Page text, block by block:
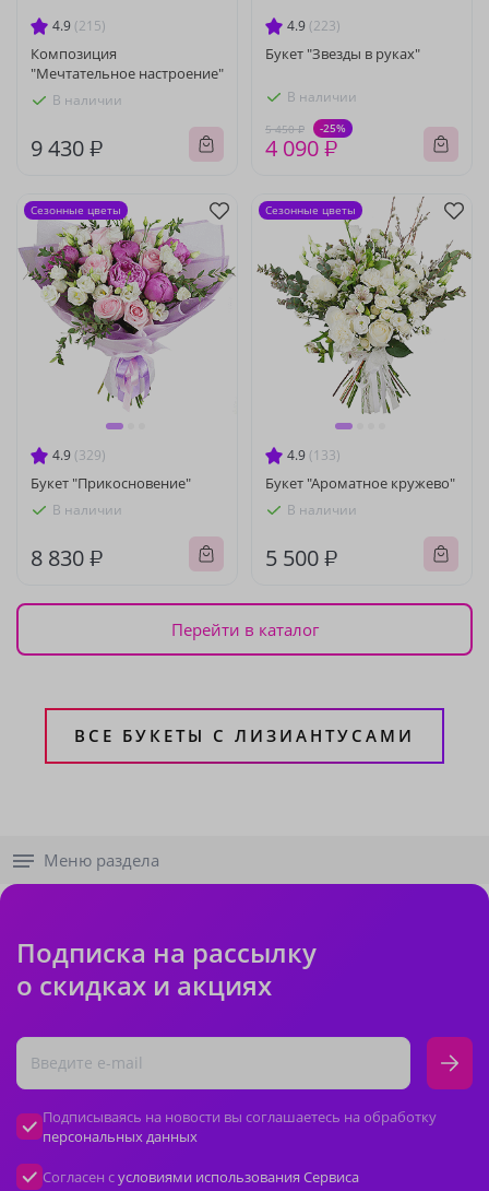
4.9 (215)
Композиция
"Мечтательное настроение"
В наличии
9 430 ₽
4.9 (223)
Букет "Звезды в руках"
В наличии
5 450 ₽ -25%
4 090 ₽
4.9 (329)
Букет "Прикосновение"
В наличии
8 830 ₽
Сезонные цветы
4.9 (133)
Букет "Ароматное кружево"
В наличии
5 500 ₽
Сезонные цветы
Перейти в каталог
ВСЕ БУКЕТЫ С ЛИЗИАНТУСАМИ
Меню раздела
Подписка на рассылку
о скидках и акциях
Подписываясь на новости вы соглашаетесь на обработку
персональных данных
Согласен сусловиями использования Сервиса